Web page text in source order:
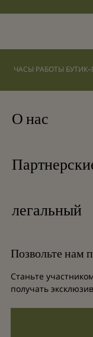
ЧАСЫ РАБОТЫ БУТИК-
О нас
О La Roca Village
Загрузить
Подарочная карта
Часто задаваемые
Стать партнером
легальный
Условия и
Privacy notices
Специальные
Позвольте нам
Станьте
получать